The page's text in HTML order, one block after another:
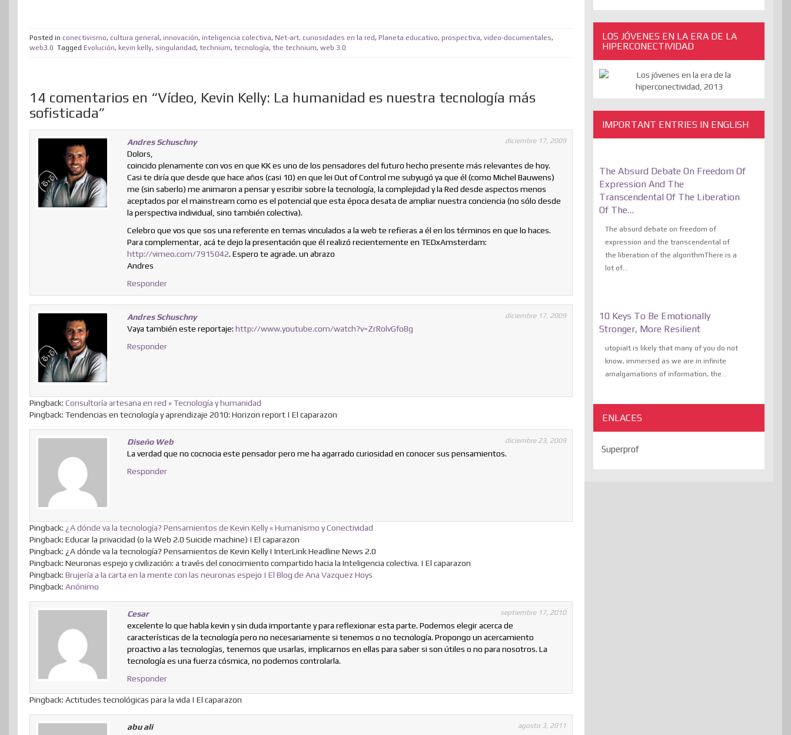
t
r
e
o
k
k
I
n
t
e
t
e
e
t
o
d
t
p
p
t
r
Posted in conectivismo, cultura general , innovación, inteligencia colectiva, Net-art, curiosidades en la red, Planeta educativo, prospectiva, video-documentales,
web3.0 Tagged Evolución, kevin kelly, singularidad, technium, tecnología, the technium, web 3.0
14 comentarios en “Vídeo, Kevin Kelly: La humanidad es nuestra tecnología más
sofisticada”
Andres Schuschny diciembre 17, 2009
Dolors,
coincido plenamente con vos en que KK es uno de los pensadores del futuro hecho presente más relevantes de hoy.
Casi te diría que desde que hace años (casi 10) en que lei Out of Control me subyugó ya que él (como Michel Bauwens)
me (sin saberlo) me animaron a pensar y escribir sobre la tecnología, la complejidad y la Red desde aspectos menos
aceptados por el mainstream como es el potencial que esta época desata de ampliar nuestra conciencia (no sólo desde
la perspectiva individual, sino también colectiva).
Celebro que vos que sos una referente en temas vinculados a la web te refieras a él en los términos en que lo haces.
Para complementar, acá te dejo la presentación que él realizó recientemente en TEDxAmsterdam:
http://vimeo.com/7915042. Espero te agrade. un abrazo
Andres
Responder
Andres Schuschny diciembre 17, 2009
Vaya también este reportaje:http://www.youtube.com/watch?v=ZrRolvGfoBg
Responder
Pingback: Consultoría artesana en red » Tecnología y humanidad
Pingback: Tendencias en tecnología y aprendizaje 2010: Horizon report | El caparazon
Diseño Web diciembre 23, 2009
La verdad que no cocnocia este pensador pero me ha agarrado curiosidad en conocer sus pensamientos.
Responder
Pingback: ¿A dónde va la tecnología? Pensamientos de Kevin Kelly « Humanismo y Conectividad
Pingback: Educar la privacidad (o la Web 2.0 Suicide machine) | El caparazon
Pingback: ¿A dónde va la tecnología? Pensamientos de Kevin Kelly | InterLink Headline News 2.0
Pingback: Neuronas espejo y civilización: a través del conocimiento compartido hacia la Inteligencia colectiva. | El caparazon
Pingback: Brujería a la carta en la mente con las neuronas espejo | El Blog de Ana Vazquez Hoys
Pingback: Anónimo
Cesar septiembre 17, 2010
excelente lo que habla kevin y sin duda importante y para reflexionar esta parte. Podemos elegir acerca de
características de la tecnología pero no necesariamente si tenemos o no tecnología. Propongo un acercamiento
proactivo a las tecnologías, tenemos que usarlas, implicarnos en ellas para saber si son útiles o no para nosotros. La
tecnología es una fuerza cósmica, no podemos controlarla.
Responder
Pingback: Actitudes tecnológicas para la vida | El caparazon
abu ali agosto 3, 2011
LOS JÓVENES EN LA ERA DE LA
HIPERCONECTIVIDAD
IMPORTANT ENTRIES IN ENGLISH
The Absurd Debate On Freedom Of
Expression And The
Transcendental Of The Liberation
Of The…
The absurd debate on freedom of
expression and the transcendental of
the liberation of the algorithmThere is a
lot of...
10 Keys To Be Emotionally
Stronger, More Resilient
utopiaIt is likely that many of you do not
know, immersed as we are in infinite
amalgamations of information, the...
ENLACES
Superprof